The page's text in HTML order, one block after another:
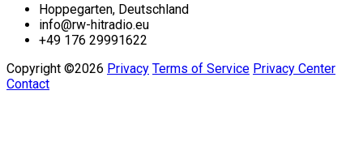
Hoppegarten, Deutschland
info@rw-hitradio.eu
+49 176 29991622
Copyright ©2026 Privacy Terms of Service Privacy Center
Contact